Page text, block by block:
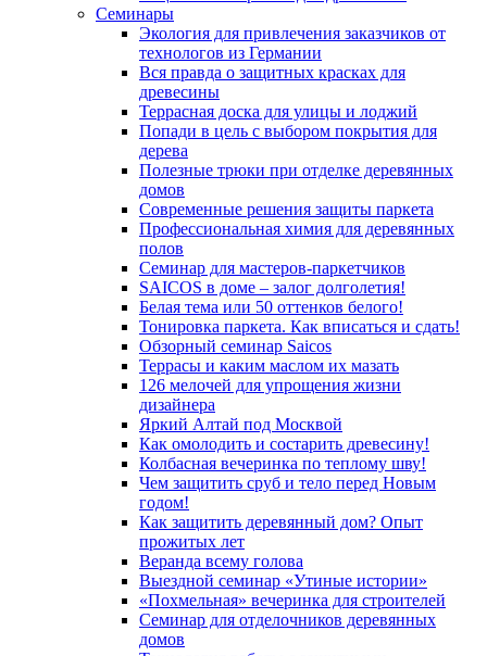
Семинары
Экология для привлечения заказчиков от
технологов из Германии
Вся правда о защитных красках для
древесины
Террасная доска для улицы и лоджий
Попади в цель с выбором покрытия для
дерева
Полезные трюки при отделке деревянных
домов
Современные решения защиты паркета
Профессиональная химия для деревянных
полов
Семинар для мастеров-паркетчиков
SAICOS в доме – залог долголетия!
Белая тема или 50 оттенков белого!
Тонировка паркета. Как вписаться и сдать!
Обзорный семинар Saicos
Террасы и каким маслом их мазать
126 мелочей для упрощения жизни
дизайнера
Яркий Алтай под Москвой
Как омолодить и состарить древесину!
Колбасная вечеринка по теплому шву!
Чем защитить сруб и тело перед Новым
годом!
Как защитить деревянный дом? Опыт
прожитых лет
Веранда всему голова
Выездной семинар «Утиные истории»
«Похмельная» вечеринка для строителей
Семинар для отделочников деревянных
домов